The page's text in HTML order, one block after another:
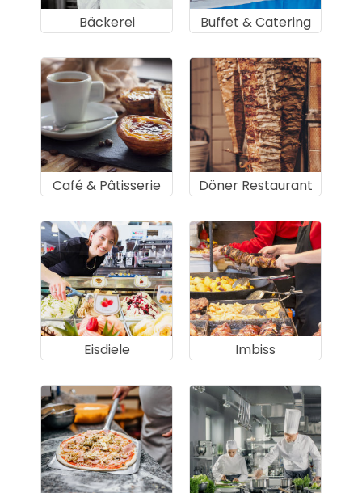
Bäckerei Buffet & Catering
Café & Pâtisserie Döner Restaurant
Eisdiele Imbiss